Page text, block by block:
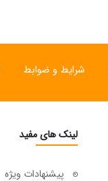
شرایط و ضوابط
لینک های مفید
پیشنهادات ویژه